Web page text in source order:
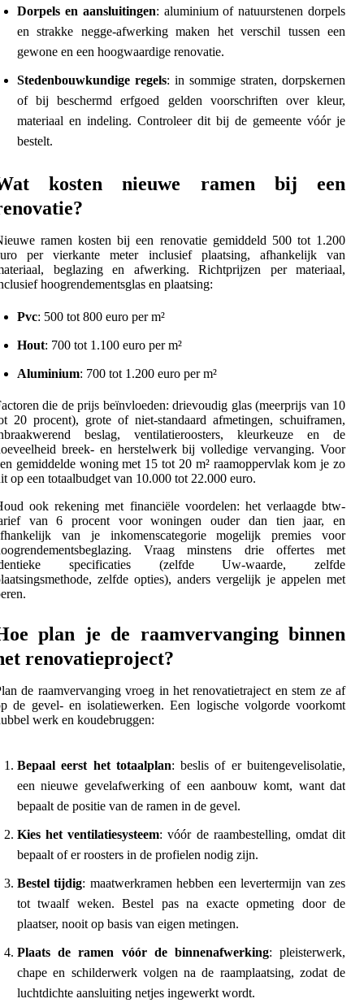
Dorpels en aansluitingen: aluminium of natuurstenen dorpels
en strakke negge-afwerking maken het verschil tussen een
gewone en een hoogwaardige renovatie.
Stedenbouwkundige regels: in sommige straten, dorpskernen
of bij beschermd erfgoed gelden voorschriften over kleur,
materiaal en indeling. Controleer dit bij de gemeente vóór je
bestelt.
kosten nieuwe ramen bij een
ramen kosten bij een renovatie gemiddeld 500 tot 1.200
per vierkante meter inclusief plaatsing, afhankelijk van
beglazing en afwerking. Richtprijzen per materiaal,
hoogrendementsglas en plaatsing:
Pvc: 500 tot 800 euro per m²
Hout: 700 tot 1.100 euro per m²
Aluminium: 700 tot 1.200 euro per m²
die de prijs beïnvloeden: drievoudig glas (meerprijs van 10
20 procent), grote of niet-standaard afmetingen, schuiframen,
beslag, ventilatieroosters, kleurkeuze en de
breek- en herstelwerk bij volledige vervanging. Voor
gemiddelde woning met 15 tot 20 m² raamoppervlak kom je zo
op een totaalbudget van 10.000 tot 22.000 euro.
ook rekening met financiële voordelen: het verlaagde btw-
van 6 procent voor woningen ouder dan tien jaar, en
van je inkomenscategorie mogelijk premies voor
Vraag minstens drie offertes met
specificaties (zelfde Uw-waarde, zelfde
zelfde opties), anders vergelijk je appelen met
plan je de raamvervanging binnen
renovatieproject?
de raamvervanging vroeg in het renovatietraject en stem ze af
de gevel- en isolatiewerken. Een logische volgorde voorkomt
werk en koudebruggen:
Bepaal eerst het totaalplan: beslis of er buitengevelisolatie,
een nieuwe gevelafwerking of een aanbouw komt, want dat
bepaalt de positie van de ramen in de gevel.
Kies het ventilatiesysteem: vóór de raambestelling, omdat dit
bepaalt of er roosters in de profielen nodig zijn.
Bestel tijdig: maatwerkramen hebben een levertermijn van zes
tot twaalf weken. Bestel pas na exacte opmeting door de
plaatser, nooit op basis van eigen metingen.
Plaats de ramen vóór de binnenafwerking: pleisterwerk,
chape en schilderwerk volgen na de raamplaatsing, zodat de
luchtdichte aansluiting netjes ingewerkt wordt.